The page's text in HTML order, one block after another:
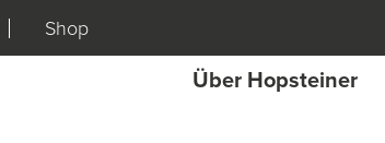
Shop
Über Hopsteiner